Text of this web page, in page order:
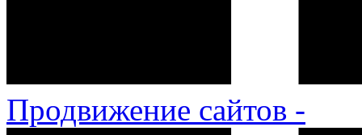
Продвижение сайтов -